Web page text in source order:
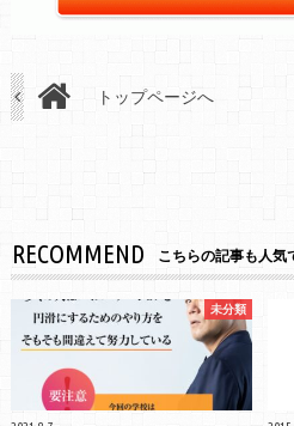
トップページへ
RECOMMEND こちらの記事も人気
未分類